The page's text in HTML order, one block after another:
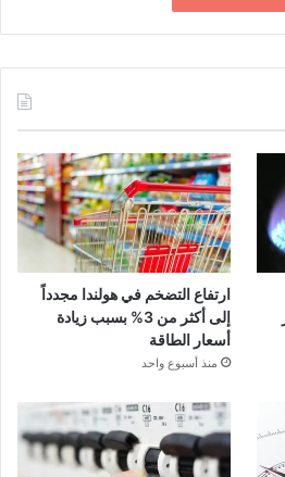
ارتفاع التضخم في هولندا مجدداً
إلى أكثر من 3% بسبب زيادة
أسعار الطاقة
منذ أسبوع واحد